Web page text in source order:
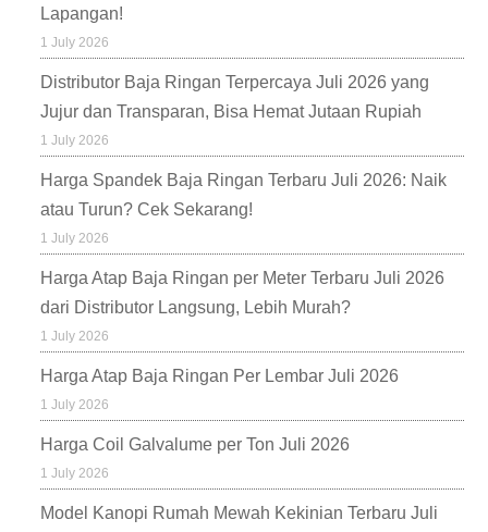
Lapangan!
1 July 2026
Distributor Baja Ringan Terpercaya Juli 2026 yang
Jujur dan Transparan, Bisa Hemat Jutaan Rupiah
1 July 2026
Harga Spandek Baja Ringan Terbaru Juli 2026: Naik
atau Turun? Cek Sekarang!
1 July 2026
Harga Atap Baja Ringan per Meter Terbaru Juli 2026
dari Distributor Langsung, Lebih Murah?
1 July 2026
Harga Atap Baja Ringan Per Lembar Juli 2026
1 July 2026
Harga Coil Galvalume per Ton Juli 2026
1 July 2026
Model Kanopi Rumah Mewah Kekinian Terbaru Juli